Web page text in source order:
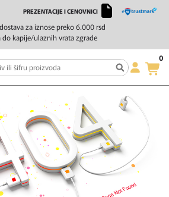
za iznose preko 6.000 rsd
do kapije/ulaznih vrata zgrade
PREZENTACIJE I CENOVNICI
0